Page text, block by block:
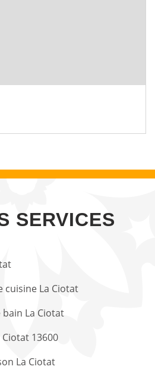
SERVICES
cuisine La Ciotat
La Ciotat
13600
La Ciotat